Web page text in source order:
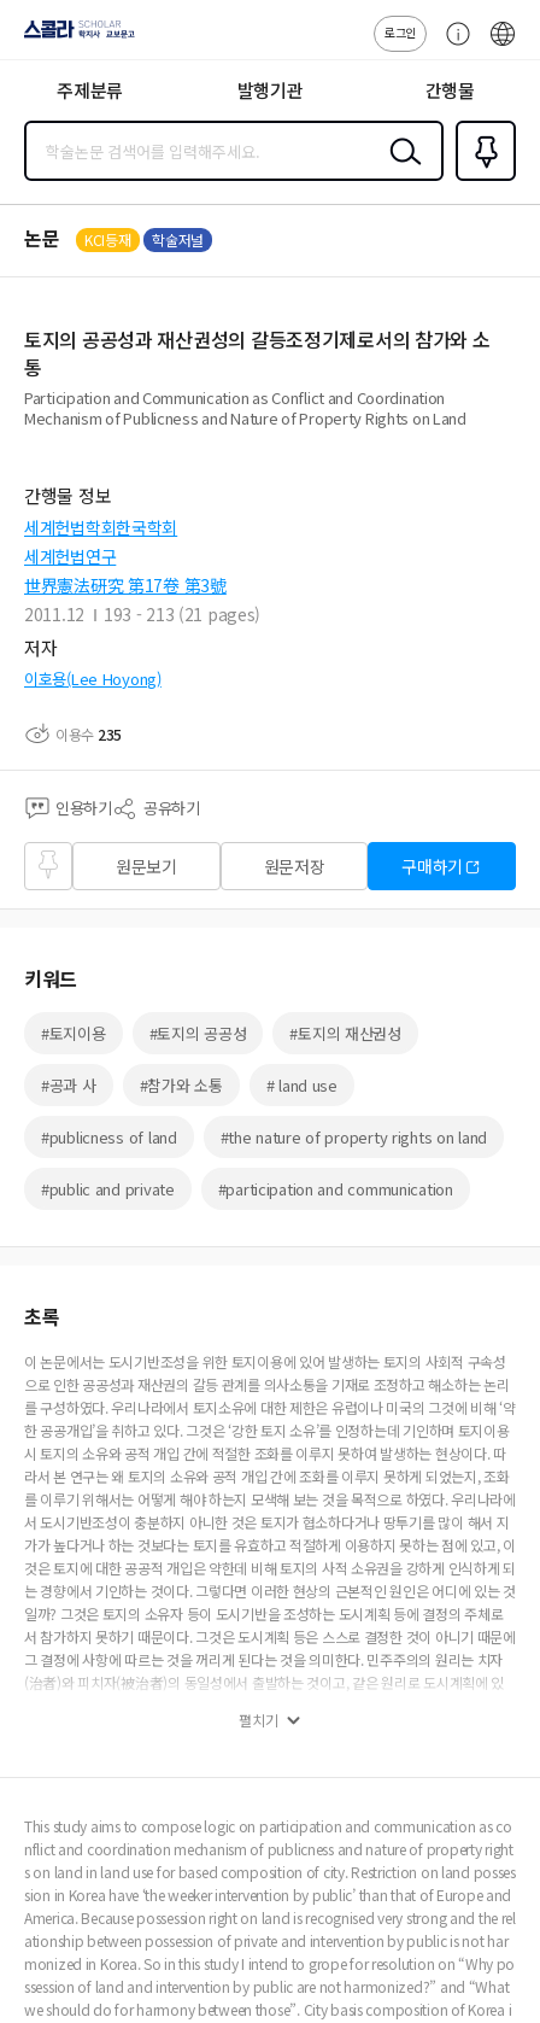
지사·교보문고
로그인
센
주제분류 발행기관 간행물
검색
즐겨찾
기0
논문 KCI등재 학술저널
토지의 공공성과 재산권성의 갈등조정기제로서의 참가와 소
통
Participation and Communication as Conflict and Coordination
Mechanism of Publicness and Nature of Property Rights on Land
간행물 정보
세계헌법학회한국학회
세계헌법연구
世界憲法硏究 第17卷 第3號
2011.12
193 - 213 (21 pages)
저자
이호용(Lee Hoyong)
이용수 235
인용하기 공유하기
즐겨
찾기
원문보기 원문저장 구매하기
키워드
#토지이용 #토지의 공공성 #토지의 재산권성
#공과 사 #참가와 소통 # land use
#publicness of land #the nature of property rights on land
#public and private #participation and communication
초록
이 논문에서는 도시기반조성을 위한 토지이용에 있어 발생하는 토지의 사회적 구속성
으로 인한 공공성과 재산권의 갈등 관계를 의사소통을 기재로 조정하고 해소하는 논리
를 구성하였다. 우리나라에서 토지소유에 대한 제한은 유럽이나 미국의 그것에 비해 ‘약
한 공공개입’을 취하고 있다. 그것은 ‘강한 토지 소유’를 인정하는데 기인하며 토지이용
시 토지의 소유와 공적 개입 간에 적절한 조화를 이루지 못하여 발생하는 현상이다. 따
라서 본 연구는 왜 토지의 소유와 공적 개입 간에 조화를 이루지 못하게 되었는지, 조화
를 이루기 위해서는 어떻게 해야 하는지 모색해 보는 것을 목적으로 하였다. 우리나라에
서 도시기반조성이 충분하지 아니한 것은 토지가 협소하다거나 땅투기를 많이 해서 지
가가 높다거나 하는 것보다는 토지를 유효하고 적절하게 이용하지 못하는 점에 있고, 이
것은 토지에 대한 공공적 개입은 약한데 비해 토지의 사적 소유권을 강하게 인식하게 되
는 경향에서 기인하는 것이다. 그렇다면 이러한 현상의 근본적인 원인은 어디에 있는 것
일까? 그것은 토지의 소유자 등이 도시기반을 조성하는 도시계획 등에 결정의 주체로
서 참가하지 못하기 때문이다. 그것은 도시계획 등은 스스로 결정한 것이 아니기 때문에
그 결정에 사항에 따르는 것을 꺼리게 된다는 것을 의미한다. 민주주의의 원리는 치자
(治者)와 피치자(被治者)의 동일성에서 출발하는 것이고, 같은 원리로 도시계획에 있
한다는 것이다. 시민적 제권리와 참여라는 정치적 제권리는 수레의 양바퀴와 같은 것인
사(私)가 근대화를 스스로에 의해 직접 경험한 서구의 public과 privacy이 서로 같지
가 나오기 때문에 양자의 의사는 같을 수밖에 없다. 이것은 근대화가 자생적.내발적으로
이루어졌기 때문에 가능한 것이다. 그러나 우리나라의 근대화는 외부적 세력에 의해 강
제적, 일방적으로 이루어졌다. 이러한 역사적 배경으로 말미암아, 공(公)을 사(私)의 결
합체라고 보기보다는 공(公)을 우월하고 우선적 가치가 있는 것이며 공(公)은 사(私)와
는 단절되고 구분되는 것으로 이해하는 관념을 형성하게 된 것이다. 결국 도시기반과 관
련된 토지의 이용과 관련해서도 사(私)의 집합체가 공(公)이 되도록 해야 한다는 이념
적 무장이 필요하다.
펼치기
This study aims to compose logic on participation and communication as co
nflict and coordination mechanism of publicness and nature of property right
s on land in land use for based composition of city. Restriction on land posses
sion in Korea have ‘the weeker intervention by public’ than that of Europe and
America. Because possession right on land is recognised very strong and the rel
ationship between possession of private and intervention by public is not har
monized in Korea. So in this study I intend to grope for resolution on “Why po
ssession of land and intervention by public are not harmonized?” and “What
we should do for harmony between those”. City basis composition of Korea i